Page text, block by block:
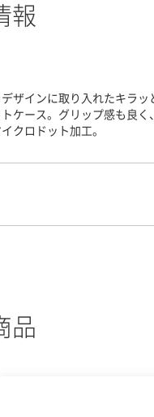
報
ザインに取り入れたキラ
ケース。グリップ感も良
クロドット加工。
品